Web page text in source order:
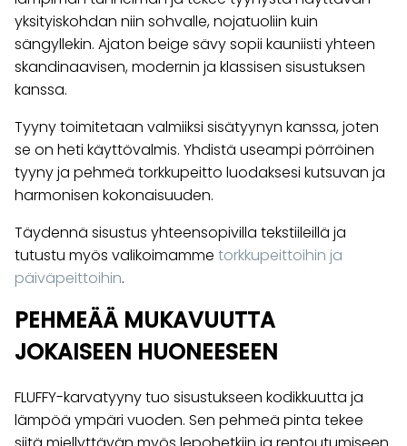
yksityiskohdan niin sohvalle, nojatuoliin kuin
sängyllekin. Ajaton beige sävy sopii kauniisti yhteen
skandinaavisen, modernin ja klassisen sisustuksen
kanssa.
Tyyny toimitetaan valmiiksi sisätyynyn kanssa, joten
se on heti käyttövalmis. Yhdistä useampi pörröinen
tyyny ja pehmeä torkkupeitto luodaksesi kutsuvan ja
harmonisen kokonaisuuden.
Täydennä sisustus yhteensopivilla tekstiileillä ja
tutustu myös valikoimamme torkkupeittoihin ja
päiväpeittoihin.
PEHMEÄÄ MUKAVUUTTA
JOKAISEEN HUONEESEEN
FLUFFY-karvatyyny tuo sisustukseen kodikkuutta ja
lämpöä ympäri vuoden. Sen pehmeä pinta tekee